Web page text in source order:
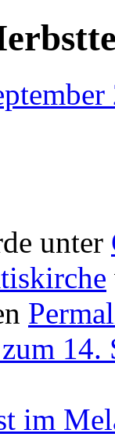
unter
14.
im